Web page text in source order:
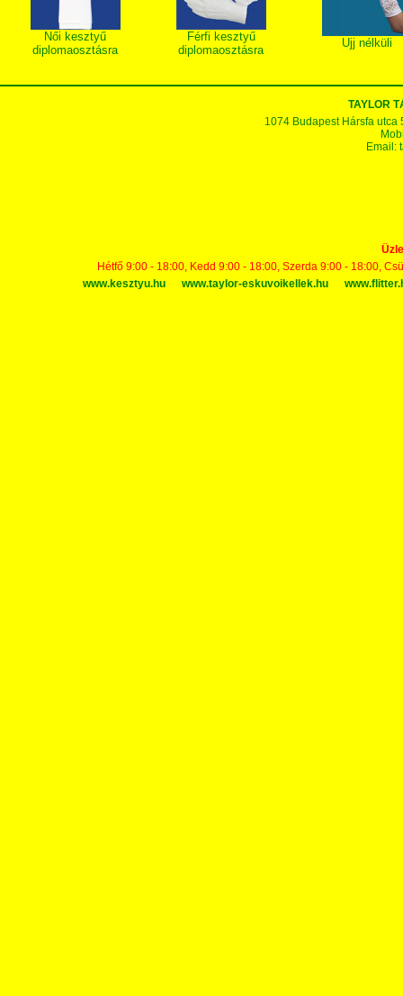
Női kesztyű
diplomaosztásra
Férfi kesztyű
diplomaosztásra
Ujj nélküli
TAYLOR
1074 Budapest Hársfa utca
Email:
Hétfő 9:00 - 18:00, Kedd 9:00 - 18:00, Szerda 9:00 - 18:00,
www.kesztyu.hu
www.taylor-eskuvoikellek.hu